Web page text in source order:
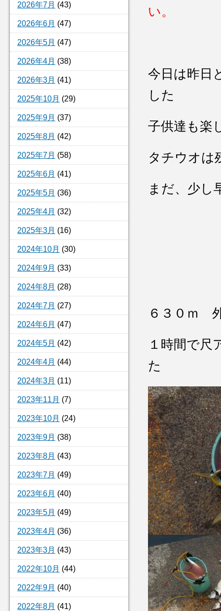
2026年7月 (43)
2026年6月 (47)
2026年5月 (47)
2026年4月 (38)
2026年3月 (41)
2025年10月 (29)
2025年9月 (37)
2025年8月 (42)
2025年7月 (58)
2025年6月 (41)
2025年5月 (36)
2025年4月 (32)
2025年3月 (16)
2024年10月 (30)
2024年9月 (33)
2024年8月 (28)
2024年7月 (27)
2024年6月 (47)
2024年5月 (42)
2024年4月 (44)
2024年3月 (11)
2023年11月 (7)
2023年10月 (24)
2023年9月 (38)
2023年8月 (43)
2023年7月 (49)
2023年6月 (40)
2023年5月 (49)
2023年4月 (36)
2023年3月 (43)
2022年10月 (44)
2022年9月 (40)
2022年8月 (41)
い。
今日は昨日
した
子供達も楽
タチウオは
まだ、少し
６３０ｍ
１時間で尺
た